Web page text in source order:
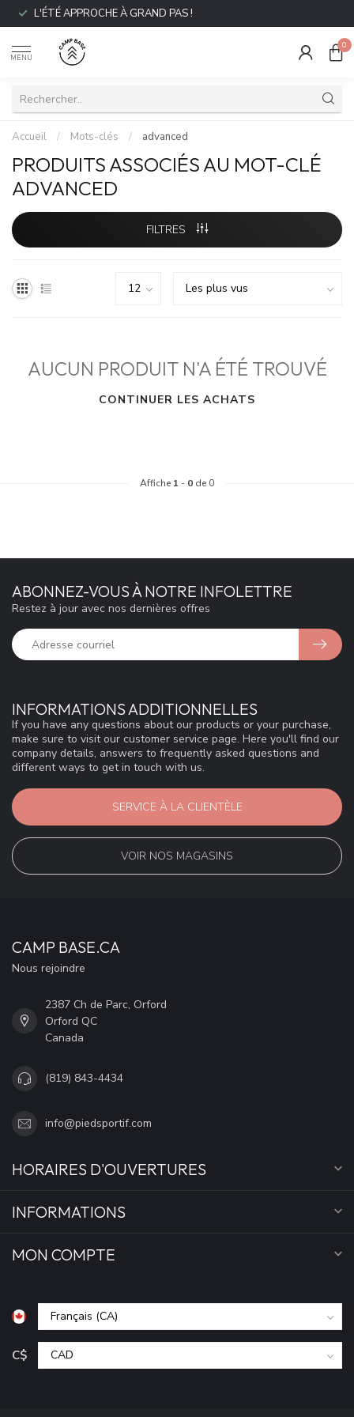
L'ÉTÉ APPROCHE À GRAND PAS !
MENU
0
Accueil / Mots-clés / advanced
PRODUITS ASSOCIÉS AU MOT-CLÉ
ADVANCED
FILTRES
AUCUN PRODUIT N'A ÉTÉ TROUVÉ
CONTINUER LES ACHATS
Affiche 1 - 0 de 0
INFORMATIONS ADDITIONNELLES
If you have any questions about our products or your purchase,
make sure to visit our customer service page. Here you'll find our
company details, answers to frequently asked questions and
different ways to get in touch with us.
SERVICE À LA CLIENTÈLE
VOIR NOS MAGASINS
ABONNEZ-VOUS À NOTRE INFOLETTRE
Restez à jour avec nos dernières offres
CAMP BASE.CA
Nous rejoindre
2387 Ch de Parc, Orford
Orford QC
Canada
(819) 843-4434
info@piedsportif.com
HORAIRES D'OUVERTURES
INFORMATIONS
MON COMPTE
C$